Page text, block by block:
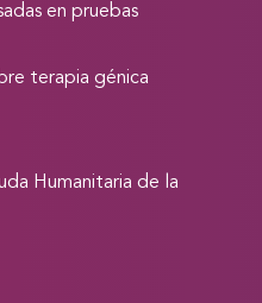
en pruebas
terapia génica
Humanitaria de la